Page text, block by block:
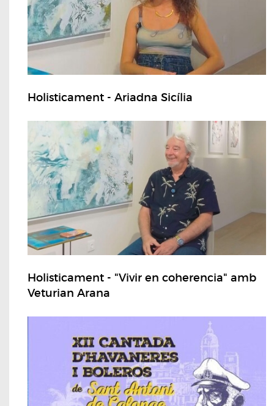
Holisticament - Ariadna Sicília
Holisticament - "Vivir en coherencia" amb
Veturian Arana